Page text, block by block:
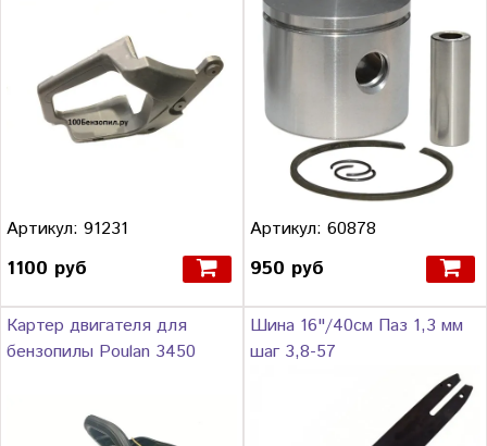
Артикул: 91231
1100 руб
Артикул: 60878
950 руб
Картер двигателя для
бензопилы Poulan 3450
Шина 16"/40см Паз 1,3 мм
шаг 3,8-57